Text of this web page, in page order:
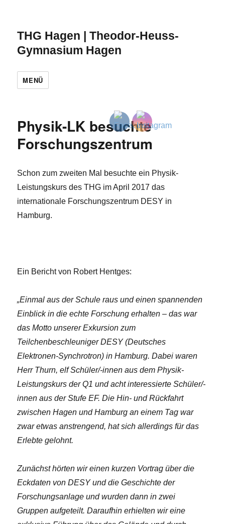
THG Hagen | Theodor-Heuss-
Gymnasium Hagen
MENÜ
Physik-LK besuchte
Forschungszentrum
Schon zum zweiten Mal besuchte ein Physik-
Leistungskurs des THG im April 2017 das
internationale Forschungszentrum DESY in
Hamburg.
Ein Bericht von Robert Hentges:
„Einmal aus der Schule raus und einen spannenden
Einblick in die echte Forschung erhalten – das war
das Motto unserer Exkursion zum
Teilchenbeschleuniger DESY (Deutsches
Elektronen-Synchrotron) in Hamburg. Dabei waren
Herr Thurn, elf Schüler/-innen aus dem Physik-
Leistungskurs der Q1 und acht interessierte Schüler/-
innen aus der Stufe EF. Die Hin- und Rückfahrt
zwischen Hagen und Hamburg an einem Tag war
zwar etwas anstrengend, hat sich allerdings für das
Erlebte gelohnt.
Zunächst hörten wir einen kurzen Vortrag über die
Eckdaten von DESY und die Geschichte der
Forschungsanlage und wurden dann in zwei
Gruppen aufgeteilt. Daraufhin erhielten wir eine